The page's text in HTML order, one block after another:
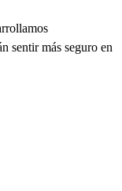
s
sentir más seguro en